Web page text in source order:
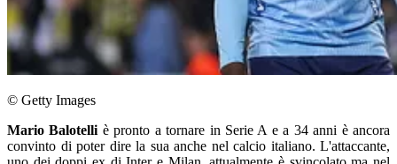
© Getty Images
Mario Balotelli è pronto a tornare in Serie A e a 34 anni è ancora
convinto di poter dire la sua anche nel calcio italiano. L'attaccante,